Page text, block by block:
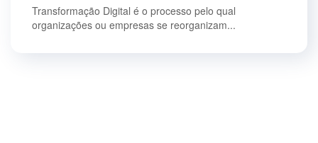
Transformação Digital é o processo pelo qual
organizações ou empresas se reorganizam...